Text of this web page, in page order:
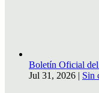
Boletín Oficial del
Jul 31, 2026 | Sin